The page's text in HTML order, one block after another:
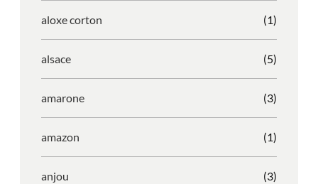
aloxe corton (1)
alsace (5)
amarone (3)
amazon (1)
anjou (3)